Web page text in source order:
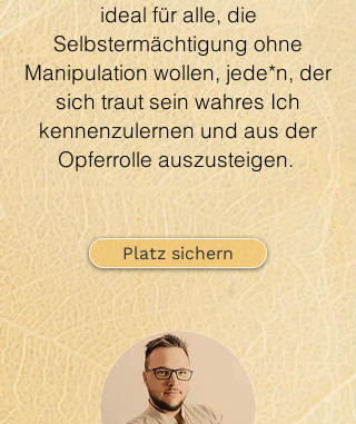
ideal für alle, die
Selbstermächtigung ohne
Manipulation wollen, jede*n, der
sich traut sein wahres Ich
kennenzulernen und aus der
Opferrolle auszusteigen.
Platz sichern